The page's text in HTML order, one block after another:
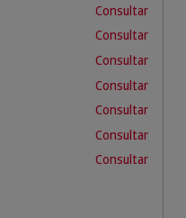
Consultar
Consultar
Consultar
Consultar
Consultar
Consultar
Consultar